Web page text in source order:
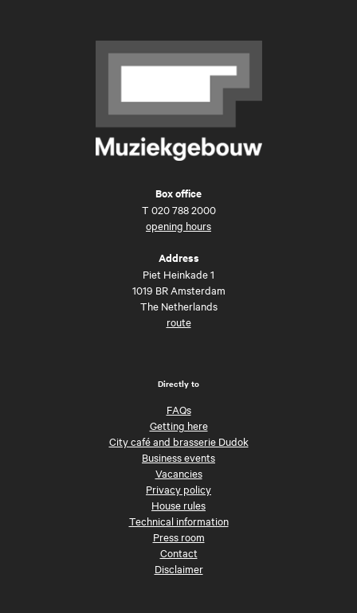
Box office
T 020 788 2000
opening hours
Address
Piet Heinkade 1
1019 BR Amsterdam
The Netherlands
route
Directly to
FAQs
Getting here
City café and brasserie Dudok
Business events
Vacancies
Privacy policy
House rules
Technical information
Press room
Contact
Disclaimer